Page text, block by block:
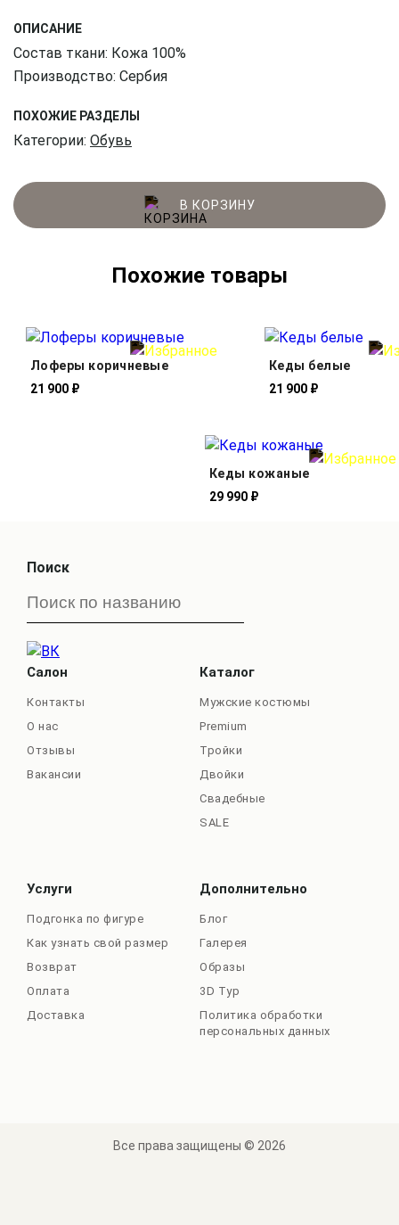
ОПИСАНИЕ
Состав ткани: Кожа 100%
Производство: Сербия
ПОХОЖИЕ РАЗДЕЛЫ
Категории: Обувь
В КОРЗИНУ
Похожие товары
Лоферы коричневые
21 900 ₽
Кеды белые
21 900 ₽
Кеды кожаные
29 990 ₽
Поиск
Салон
Контакты
О нас
Отзывы
Вакансии
Каталог
Мужские костюмы
Premium
Тройки
Двойки
Свадебные
SALE
Услуги
Подгонка по фигуре
Как узнать свой размер
Возврат
Оплата
Доставка
Дополнительно
Блог
Галерея
Образы
3D Тур
Политика обработки
персональных данных
Все права защищены © 2026